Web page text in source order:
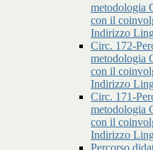
metodologia
con il
Indirizzo
Circ. 172-
metodologia
con il
Indirizzo
Circ. 171-
metodologia
con il
Indirizzo